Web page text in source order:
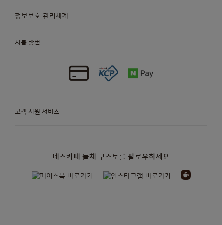
네스카페 돌체 구스토를 팔로우하세요
지불 방법
고객 지원 서비스
정보보호 관리체계